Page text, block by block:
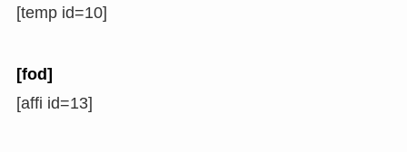
[temp id=10]
[fod]
[affi id=13]